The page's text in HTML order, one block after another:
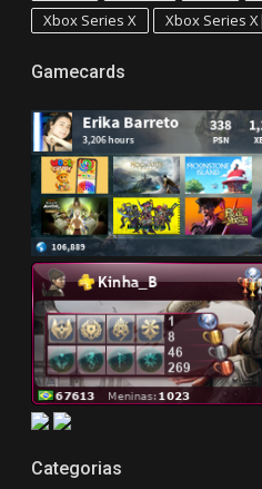
Xbox Series X
Xbox Series
Gamecards
Categorias